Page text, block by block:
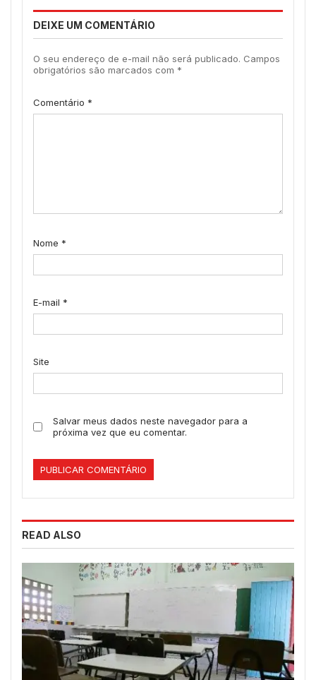
DEIXE UM COMENTÁRIO
O seu endereço de e-mail não será publicado. Campos
obrigatórios são marcados com *
Comentário *
Nome *
E-mail *
Site
Salvar meus dados neste navegador para a
próxima vez que eu comentar.
READ ALSO